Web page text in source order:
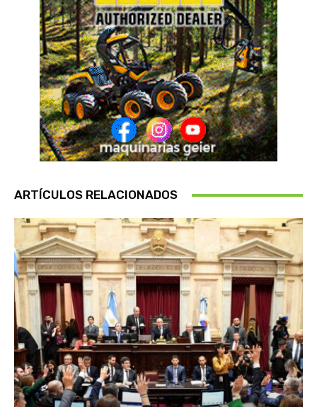
ARTÍCULOS RELACIONADOS